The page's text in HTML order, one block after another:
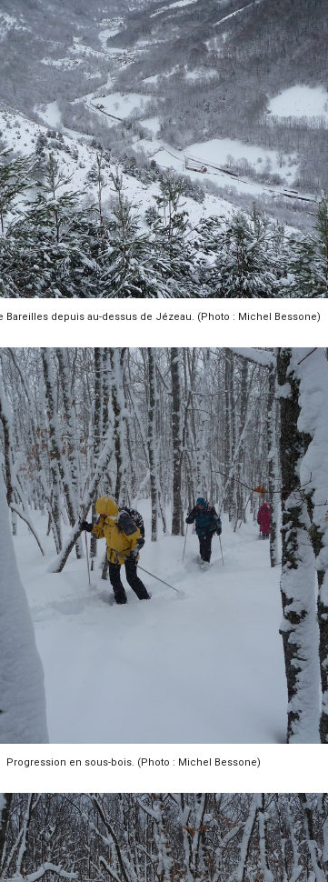
Bareilles depuis au-dessus de Jézeau. (Photo : Michel Bessone)
Progression en sous-bois. (Photo : Michel Bessone)